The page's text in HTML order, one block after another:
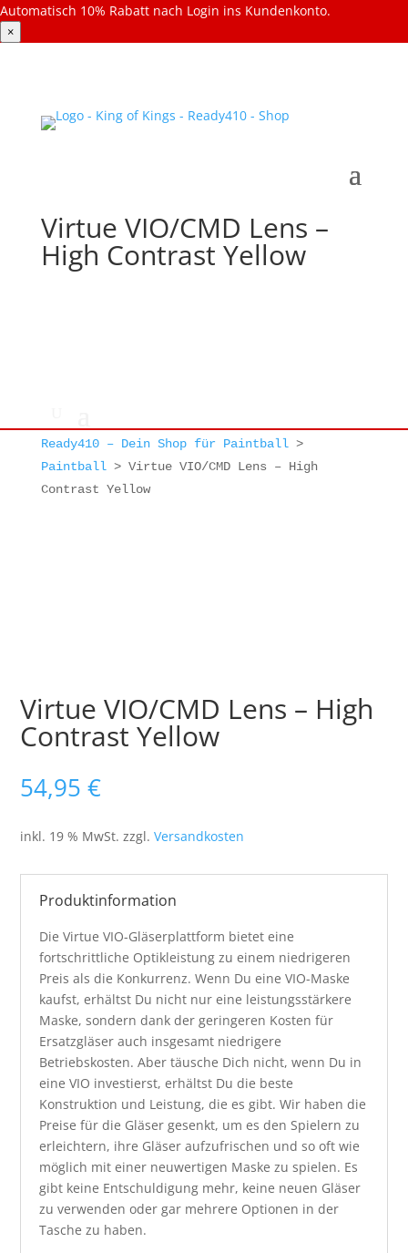
Automatisch 10% Rabatt nach Login ins Kundenkonto.
×
Virtue VIO/CMD Lens –
High Contrast Yellow
Ready410 – Dein Shop für Paintball>
Paintball> Virtue VIO/CMD Lens – High
Contrast Yellow
Virtue VIO/CMD Lens – High
Contrast Yellow
54,95€
inkl. 19 % MwSt. zzgl.Versandkosten
Produktinformation
Die Virtue VIO-Gläserplattform bietet eine
fortschrittliche Optikleistung zu einem niedrigeren
Preis als die Konkurrenz. Wenn Du eine VIO-Maske
kaufst, erhältst Du nicht nur eine leistungsstärkere
Maske, sondern dank der geringeren Kosten für
Ersatzgläser auch insgesamt niedrigere
Betriebskosten. Aber täusche Dich nicht, wenn Du in
eine VIO investierst, erhältst Du die beste
Konstruktion und Leistung, die es gibt. Wir haben die
Preise für die Gläser gesenkt, um es den Spielern zu
erleichtern, ihre Gläser aufzufrischen und so oft wie
möglich mit einer neuwertigen Maske zu spielen. Es
gibt keine Entschuldigung mehr, keine neuen Gläser
zu verwenden oder gar mehrere Optionen in der
Tasche zu haben.